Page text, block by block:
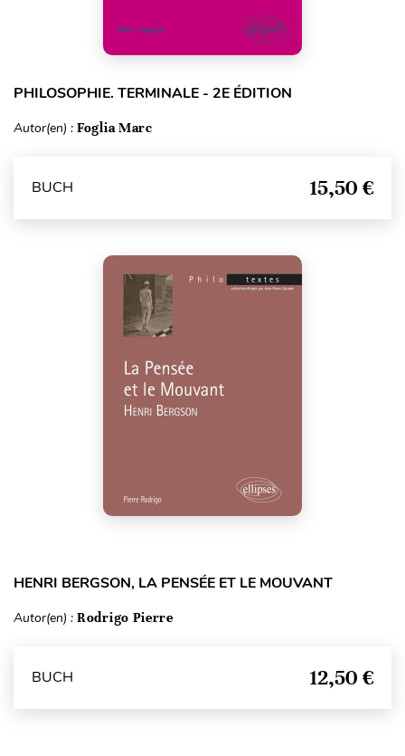
PHILOSOPHIE. TERMINALE - 2E ÉDITION
Autor(en) : Foglia Marc
BUCH 15,50 €
HENRI BERGSON, LA PENSÉE ET LE MOUVANT
Autor(en) : Rodrigo Pierre
BUCH 12,50 €